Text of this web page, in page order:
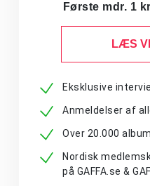
Første mdr. 1
LÆS
Eksklusive
Anmeldelser af
Over 20.000
Nordisk
på GAFFA.se &